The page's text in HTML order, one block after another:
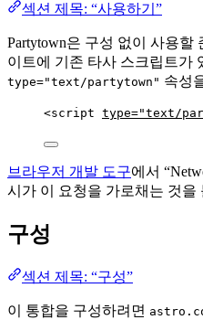
섹션 제목: “사용하기”
Partytown은 구성 없이 사용
이트에 기존 타사 스크립트가
type="text/partytown" 속성
<script type="text/
브라우저 개발 도구에서
시가 이 요청을 가로채는 것을
구성
섹션 제목: “구성”
이 통합을 구성하려면